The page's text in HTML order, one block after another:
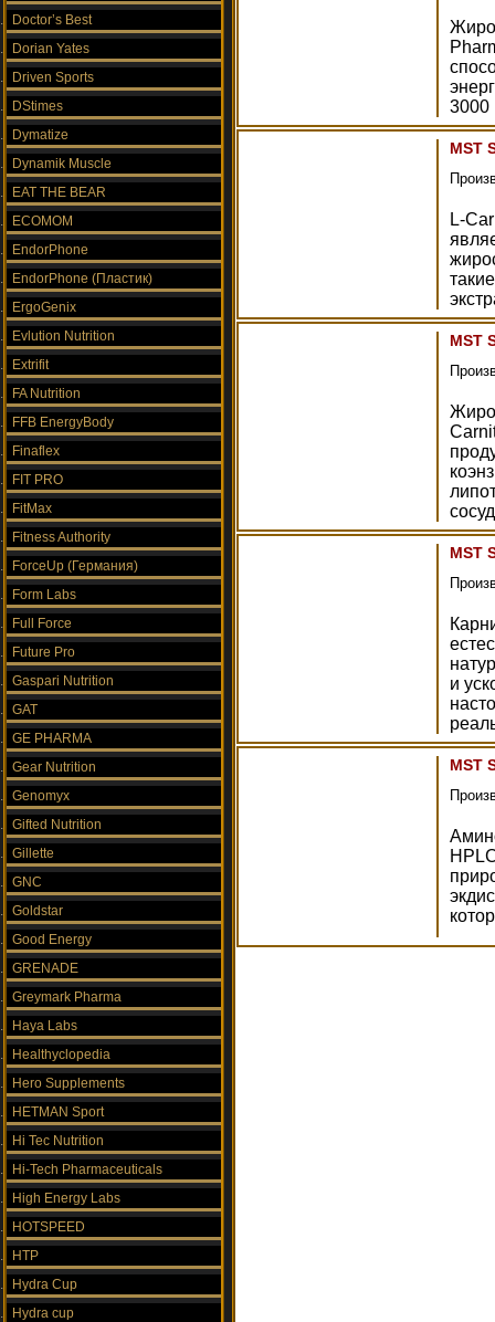
Doctor’s Best
Dorian Yates
Driven Sports
DStimes
Dymatize
Dynamik Muscle
EAT THE BEAR
ECOMOM
EndorPhone
EndorPhone (Пластик)
ErgoGenix
Evlution Nutrition
Extrifit
FA Nutrition
FFB EnergyBody
Finaflex
FIT PRO
FitMax
Fitness Authority
ForceUp (Германия)
Form Labs
Full Force
Future Pro
Gaspari Nutrition
GAT
GE PHARMA
Gear Nutrition
Genomyx
Gifted Nutrition
Gillette
GNC
Goldstar
Good Energy
GRENADE
Greymark Pharma
Haya Labs
Healthyclopedia
Hero Supplements
HETMAN Sport
Hi Tec Nutrition
Hi-Tech Pharmaceuticals
High Energy Labs
HOTSPEED
HTP
Hydra Cup
Hydra cup
3000
MST
L-
MST
MST
и
MST